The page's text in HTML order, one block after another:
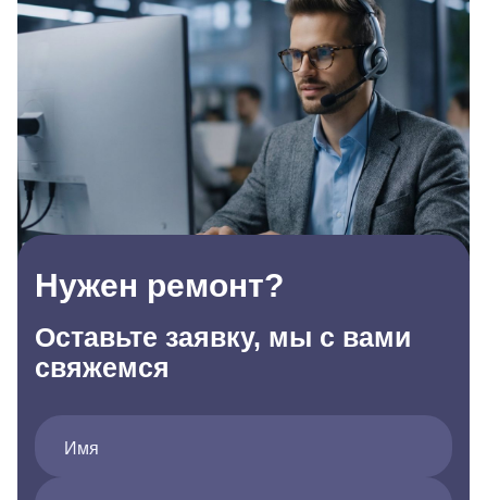
Нужен ремонт?
Оставьте заявку, мы с вами
свяжемся
Имя